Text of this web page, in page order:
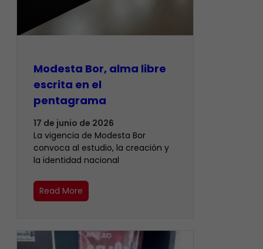
Modesta Bor, alma libre
escrita en el
pentagrama
17 de junio de 2026
La vigencia de Modesta Bor
convoca al estudio, la creación y
la identidad nacional
Read More